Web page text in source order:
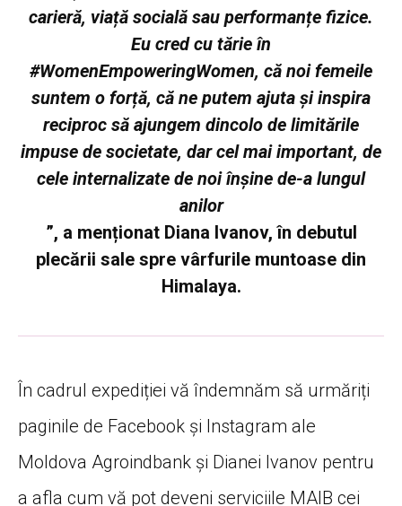
carieră, viață socială sau performanțe fizice.
Eu cred cu tărie în
#WomenEmpoweringWomen, că noi femeile
suntem o forță, că ne putem ajuta și inspira
reciproc să ajungem dincolo de limitările
impuse de societate, dar cel mai important, de
cele internalizate de noi înșine de-a lungul
anilor
”, a menționat Diana Ivanov, în debutul
plecării sale spre vârfurile muntoase din
Himalaya.
În cadrul expediției vă îndemnăm să urmăriți
paginile de Facebook și Instagram ale
Moldova Agroindbank și Dianei Ivanov pentru
a afla cum vă pot deveni serviciile MAIB cei